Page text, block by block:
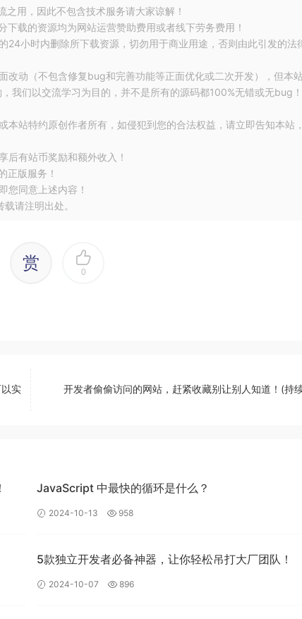
面等着的时候，真是度秒如年，生怕出了什么意外。
，什么东西都得现学，比如如何喂奶，如何包裹小孩…
很多很多。
了。没有孩子之前，我和媳妇还可以有时间看电影，泡温
非是工作中要用到的一些技术，可能有时间会自己研究下
刷刷抖音，打打游戏😑
我刷抖音的时间😶
用，因此不包含技术服务请大家谅解！
载的资源均为网站运营赞助费用或者线下劳务费用！
24小时内删除所下载资源，切勿用于商业用途，否则由此引发的法
改动（不包含修复bug和完善功能等正面优化或二次开发），但本
我们以交流学习为目的，并不是所有的源码都100%无错或无bug
本站特约原创作者所有，如侵犯到您的合法权益，请立即告知本站
后有站币奖励和额外收入！
正版服务！
您同意上述内容！
载请注明出处。
赏 0
实
开发者偷偷访问的网站，赶紧收藏别让别人知道！(持
JavaScript 中最快的循环是什么？
2024-10-13 958
5款独立开发者必备神器，让你轻松吊打大厂团队！
2024-10-07 896